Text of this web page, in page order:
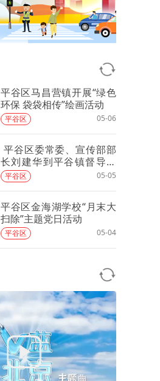
平谷区马昌营镇开展“绿色
环保 袋袋相传”绘画活动
平谷区 05-06
平谷区委常委、宣传部部
长刘建华到平谷镇督导创
城工作
平谷区 05-05
平谷区金海湖学校“月末大
扫除”主题党日活动
平谷区 05-04